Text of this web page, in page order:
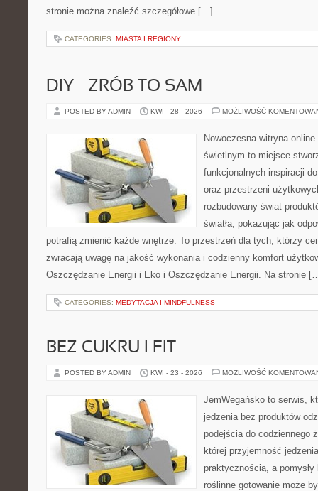
stronie można znaleźć szczegółowe […]
CATEGORIES: MIASTA I REGIONY
DIY – ZRÓB TO SAM
POSTED BY ADMIN KWI - 28 - 2026 MOŻLIWOŚĆ
Nowoczesna witryna
świetlnym to miejsce
funkcjonalnych inspiracji
oraz przestrzeni
rozbudowany świat
światła, pokazując jak
potrafią zmienić każde wnętrze. To przestrzeń dla tych, którzy
zwracają uwagę na jakość wykonania i codzienny komfort
Oszczędzanie Energii i Eko i Oszczędzanie Energii. Na stronie
CATEGORIES: MEDYTACJA I MINDFULNESS
BEZ CUKRU I FIT
POSTED BY ADMIN KWI - 23 - 2026 MOŻLIWOŚĆ
JemWegańsko to serwis,
jedzenia bez produktów
podejścia do codziennego
której przyjemność
praktycznością, a
roślinne gotowanie może